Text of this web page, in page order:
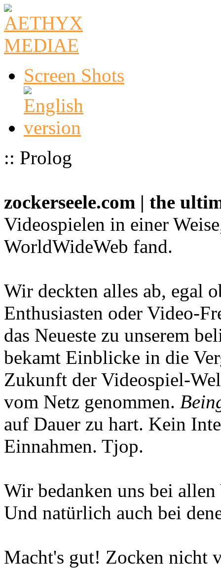
Screen Shots
:: Prolog
zockerseele.com | the
Videospielen in einer
WorldWideWeb fand.
Wir deckten alles ab, egal
Enthusiasten oder Video-
das Neueste zu unserem
bekamt Einblicke in die
Zukunft der Videospiel-
vom Netz genommen.
auf Dauer zu hart. Kein
Einnahmen. Tjop.
Wir bedanken uns bei
Und natürlich auch bei
Macht's gut! Zocken nicht